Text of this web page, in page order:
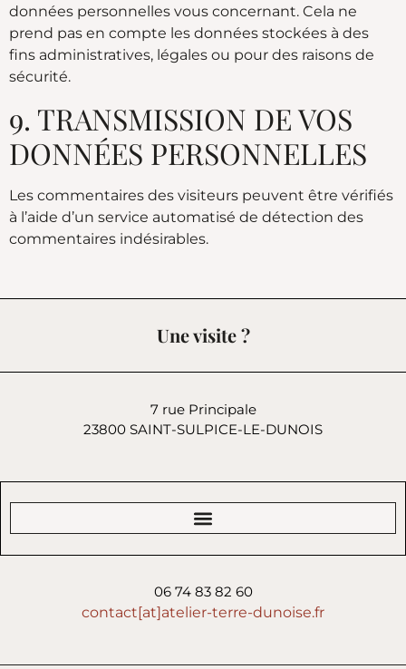
données personnelles vous concernant. Cela ne
prend pas en compte les données stockées à des
fins administratives, légales ou pour des raisons de
sécurité.
9. TRANSMISSION DE VOS
DONNÉES PERSONNELLES
Les commentaires des visiteurs peuvent être vérifiés
à l’aide d’un service automatisé de détection des
commentaires indésirables.
Une visite ?
7 rue Principale
23800 SAINT-SULPICE-LE-DUNOIS
06 74 83 82 60
contact[at]atelier-terre-dunoise.fr